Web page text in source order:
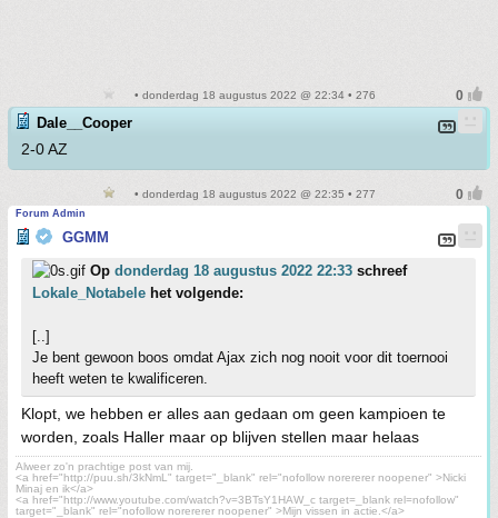
• donderdag 18 augustus 2022 @ 22:34 • 276
Dale__Cooper
2-0 AZ
• donderdag 18 augustus 2022 @ 22:35 • 277
Forum Admin
GGMM
Op donderdag 18 augustus 2022 22:33 schreef
Lokale_Notabele het volgende:
[..]
Je bent gewoon boos omdat Ajax zich nog nooit voor dit toernooi
heeft weten te kwalificeren.
Klopt, we hebben er alles aan gedaan om geen kampioen te
worden, zoals Haller maar op blijven stellen maar helaas
Alweer zo'n prachtige post van mij.
<a href="http://puu.sh/3kNmL" target="_blank" rel="nofollow norererer noopener" >Nicki
Minaj en ik</a>
<a href="http://www.youtube.com/watch?v=3BTsY1HAW_c target=_blank rel=nofollow"
target="_blank" rel="nofollow norererer noopener" >Mijn vissen in actie.</a>